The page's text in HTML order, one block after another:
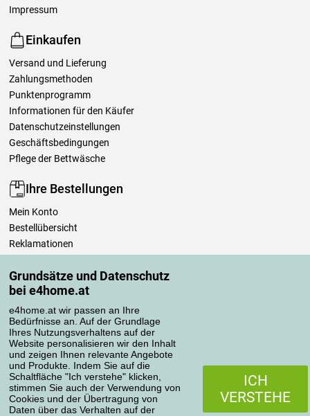
Grundsätze und Datenschutz
bei e4home.at
e4home.at wir passen an Ihre
Bedürfnisse an. Auf der Grundlage
Ihres Nutzungsverhaltens auf der
Website personalisieren wir den Inhalt
und zeigen Ihnen relevante Angebote
und Produkte. Indem Sie auf die
Schaltfläche "Ich verstehe" klicken,
stimmen Sie auch der Verwendung von
Cookies und der Übertragung von
Daten über das Verhalten auf der
ICH
VERSTEHE
Impressum
Einkaufen
Versand und Lieferung
Zahlungsmethoden
Punktenprogramm
Informationen für den Käufer
Datenschutzeinstellungen
Geschäftsbedingungen
Pflege der Bettwäsche
Ihre Bestellungen
Mein Konto
Bestellübersicht
Reklamationen
Einfach mehr wissen
Richtlinien zur Verarbeitung von Bewertungen
Transportarten
Zahlungsmethoden